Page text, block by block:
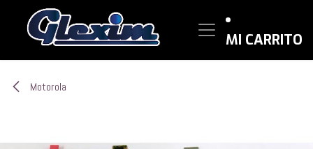
Ir al contenido
MI CARRITO
Motorola